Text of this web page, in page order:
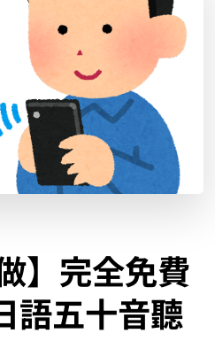
】完全免費
語五十音聽